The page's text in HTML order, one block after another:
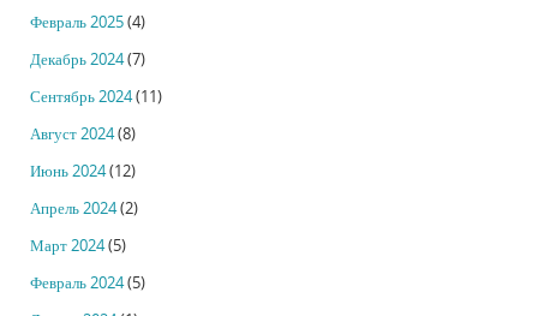
Февраль 2025(4)
Декабрь 2024(7)
Сентябрь 2024(11)
Август 2024(8)
Июнь 2024(12)
Апрель 2024(2)
Март 2024(5)
Февраль 2024(5)